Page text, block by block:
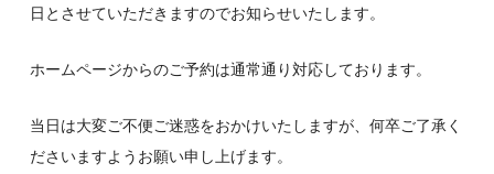
日とさせていただきますのでお知らせいたします。
ホームページからのご予約は通常通り対応しております。
当日は大変ご不便ご迷惑をおかけいたしますが、何卒ご了承く
ださいますようお願い申し上げます。